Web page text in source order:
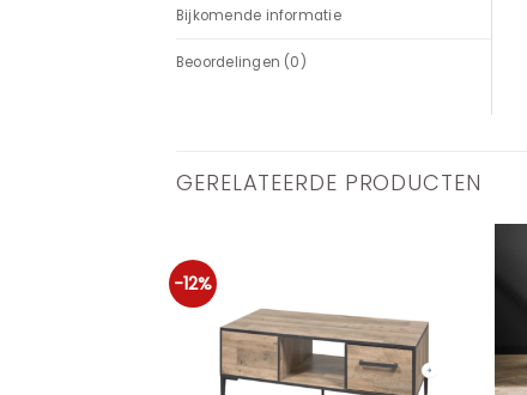
Bijkomende informatie
Beoordelingen (0)
GERELATEERDE PRODUCTEN
-12%